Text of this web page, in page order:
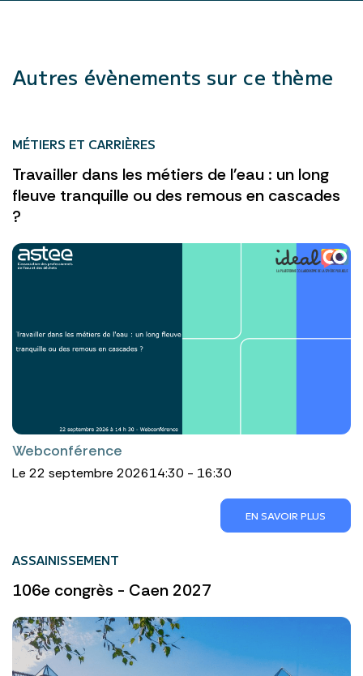
Autres évènements sur ce thème
MÉTIERS ET CARRIÈRES
Travailler dans les métiers de l'eau : un long
fleuve tranquille ou des remous en cascades
?
Webconférence
Le 22 septembre 202614:30 - 16:30
EN SAVOIR PLUS
ASSAINISSEMENT
106e congrès - Caen 2027